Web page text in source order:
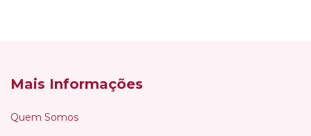
Mais Informações
Quem Somos